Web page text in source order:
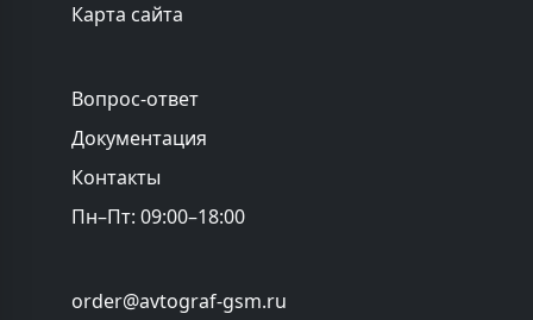
Карта сайта
Вопрос-ответ
Документация
Контакты
Пн–Пт: 09:00–18:00
order@avtograf-gsm.ru